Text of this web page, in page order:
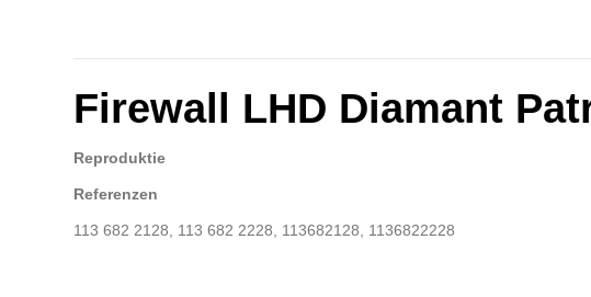
Firewall LHD Diamant
Reproduktie
Referenzen
113 682 2128, 113 682 2228, 113682128, 1136822228